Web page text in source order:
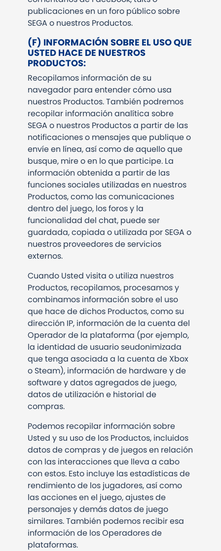
publicaciones en un foro público sobre
SEGA o nuestros Productos.
(F) INFORMACIÓN SOBRE EL USO QUE
USTED HACE DE NUESTROS
PRODUCTOS:
Recopilamos información de su
navegador para entender cómo usa
nuestros Productos. También podremos
recopilar información analítica sobre
SEGA o nuestros Productos a partir de las
notificaciones o mensajes que publique o
envíe en línea, así como de aquello que
busque, mire o en lo que participe. La
información obtenida a partir de las
funciones sociales utilizadas en nuestros
Productos, como las comunicaciones
dentro del juego, los foros y la
funcionalidad del chat, puede ser
guardada, copiada o utilizada por SEGA o
nuestros proveedores de servicios
externos.
Cuando Usted visita o utiliza nuestros
Productos, recopilamos, procesamos y
combinamos información sobre el uso
que hace de dichos Productos, como su
dirección IP, información de la cuenta del
Operador de la plataforma (por ejemplo,
la identidad de usuario seudonimizada
que tenga asociada a la cuenta de Xbox
o Steam), información de hardware y de
software y datos agregados de juego,
datos de utilización e historial de
compras.
Podemos recopilar información sobre
Usted y su uso de los Productos, incluidos
datos de compras y de juegos en relación
con las interacciones que lleva a cabo
con estos. Esto incluye las estadísticas de
rendimiento de los jugadores, así como
las acciones en el juego, ajustes de
personajes y demás datos de juego
similares. También podemos recibir esa
información de los Operadores de
plataformas.